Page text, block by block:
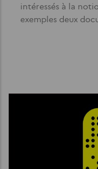
intéressés à la
exemples deux